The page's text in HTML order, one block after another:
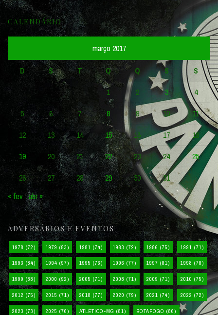
CALENDÁRIO
março 2017
D S T Q Q S
S
1
2 3
4
5
6 7 8 9 10
11
12
13 14 15 16 17
18
19
20 21 22 23 24
25
26
27 28 29 30
31
« fev abr »
ADVERSÁRIOS E EVENTOS
1978 (72) 1979 (83) 1981 (74) 1983 (72) 1986 (75) 1991 (71)
1993 (84) 1994 (97) 1995 (76) 1996 (77) 1997 (81) 1998 (78)
1999 (88) 2000 (92) 2005 (71) 2008 (71) 2009 (71) 2010 (75)
2012 (75) 2015 (71) 2018 (77) 2020 (79) 2021 (74) 2022 (72)
2023 (73) 2025 (76) ATLÉTICO-MG (81) BOTAFOGO (86)